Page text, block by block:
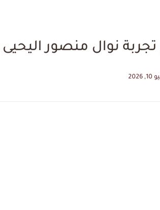
نوال منصور
2026